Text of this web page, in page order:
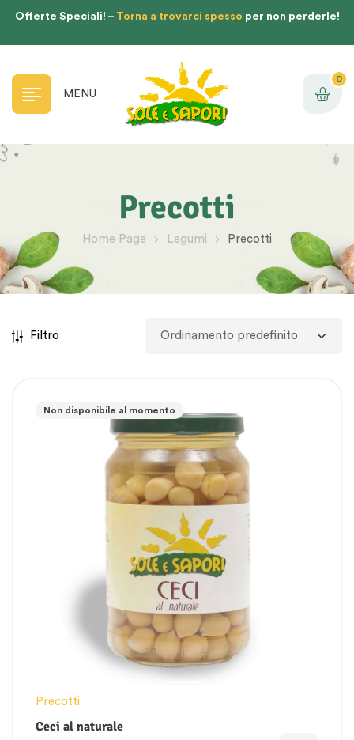
Offerte Speciali! – Torna a trovarci spesso per non perderle!
MENU
0
Precotti
Home Page Legumi Precotti
Filtro
Non disponibile al momento
Precotti
Ceci al naturale